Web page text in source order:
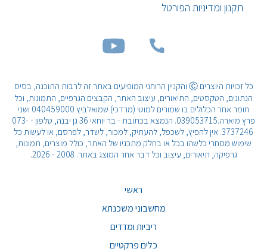
תקנון ומדיניות הפורטל
כל זכויות היוצרים Ⓒ והקניין הרוחני המופיעים באתר זה לרבות התוכנה, בסיס
הנתונים, הטקסטים, התיאורים, עיצוב האתר, הקבצים הגרפיים, התמונות, וכל
חומר אחר הכלולים בו שמורים למוטי (מרדכי) שמואלביץ 040459000 ושני
פרץ מיארה.039053715. הנמצא בכתובת - בר יוחאי 36 גן יבנה, טלפון - 073-
3737246. אין להפיץ, לשכפל, להעתיק, למכור, לשדר, לפרסם, או לעשות כל
שימוש מסחרי כלשהו בכל או בחלק מתכניו של האתר, כולל מוצרים, תמונות,
גרפיקה, תיאורים, עיצוב וכל דבר אחר המוצג באתר. 2008 - 2026.
ראשי
מחשבוני משכנתא
ריביות ומדדים
כלים פרקטיים